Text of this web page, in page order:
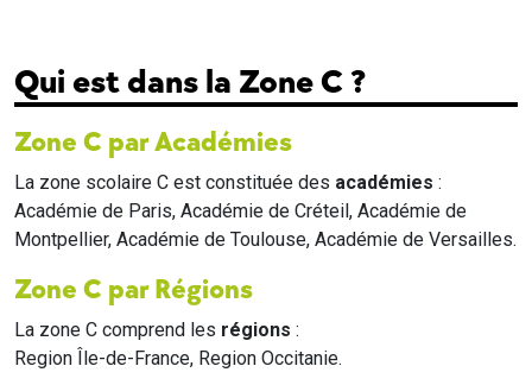
Qui est dans la Zone C ?
Zone C par Académies
La zone scolaire C est constituée des académies :
Académie de Paris, Académie de Créteil, Académie de
Montpellier, Académie de Toulouse, Académie de Versailles.
Zone C par Régions
La zone C comprend les régions :
Region Île-de-France, Region Occitanie.